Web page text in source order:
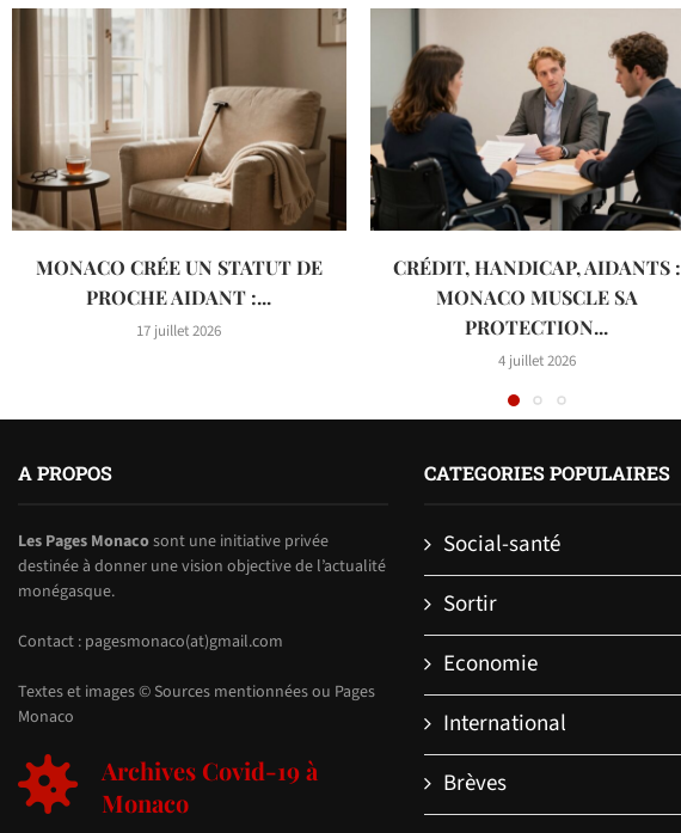
MONACO CRÉE UN STATUT DE
PROCHE AIDANT :...
17 juillet 2026
CRÉDIT, HANDICAP, AIDANTS :
MONACO MUSCLE SA
PROTECTION...
4 juillet 2026
A PROPOS
Les Pages Monacosont une initiative privée
destinée à donner une vision objective de l’actualité
monégasque.
Contact : pagesmonaco(at)gmail.com
Textes et images © Sources mentionnées ou Pages
Monaco
Archives Covid-19 à
Monaco
CATEGORIES POPULAIRES
Social-santé
Sortir
Economie
International
Brèves